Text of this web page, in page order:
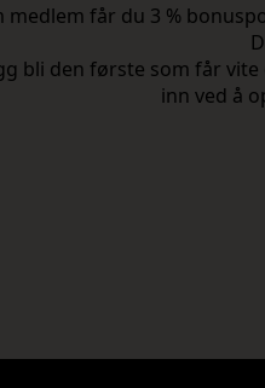
medlem får du 3 %
bli den første som får
inn ved å